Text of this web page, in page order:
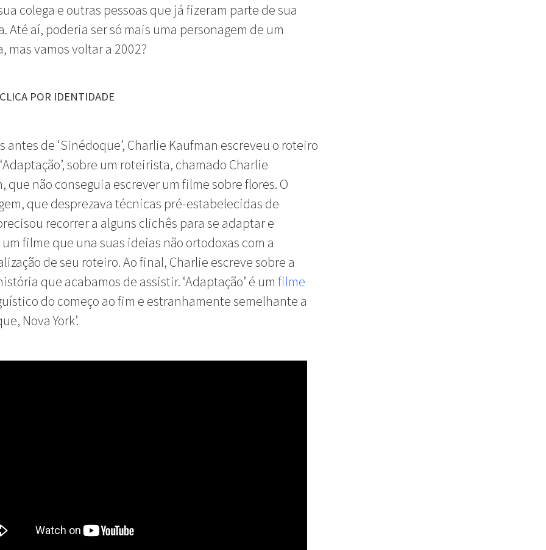
colega e outras pessoas que já fizeram parte de sua
Até aí, poderia ser só mais uma personagem de um
mas vamos voltar a 2002?
POR IDENTIDADE
antes de ‘Sinédoque’, Charlie Kaufman escreveu o roteiro
sobre um roteirista, chamado Charlie
que não conseguia escrever um filme sobre flores. O
que desprezava técnicas pré-estabelecidas de
recorrer a alguns clichês para se adaptar e
filme que una suas ideias não ortodoxas com a
de seu roteiro. Ao final, Charlie escreve sobre a
que acabamos de assistir. ‘Adaptação’ é um filme
do começo ao fim e estranhamente semelhante a
Nova York’.